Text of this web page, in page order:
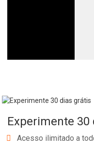
Experimente 30
Acesso ilimitado a